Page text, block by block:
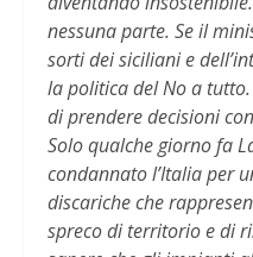
nessuna parte. Se il
sorti dei siciliani e
la politica del No a
di prendere decisioni
Solo qualche giorno fa
condannato l’Italia per
discariche che
spreco di territorio e di